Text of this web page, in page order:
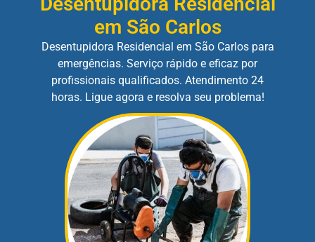
em São Carlos
Desentupidora Residencial em São Carlos para
emergências. Serviço rápido e eficaz por
profissionais qualificados. Atendimento 24
horas. Ligue agora e resolva seu problema!